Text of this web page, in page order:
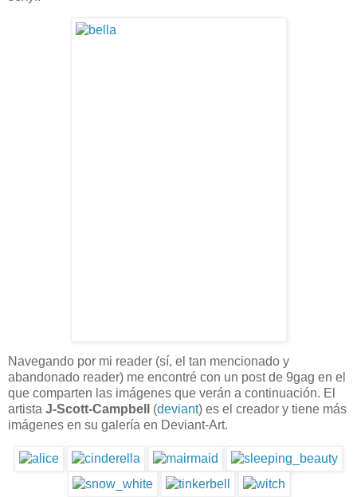
Navegando por mi reader (sí, el tan mencionado y
abandonado reader) me encontré con un post de 9gag en el
que comparten las imágenes que verán a continuación. El
artista J-Scott-Campbell (deviant) es el creador y tiene más
imágenes en su galería en Deviant-Art.